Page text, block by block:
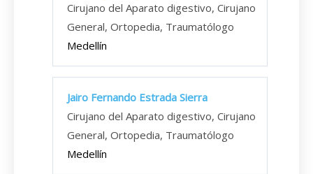
Cirujano del Aparato digestivo, Cirujano
General, Ortopedia, Traumatólogo
Medellín
Jairo Fernando Estrada Sierra
Cirujano del Aparato digestivo, Cirujano
General, Ortopedia, Traumatólogo
Medellín